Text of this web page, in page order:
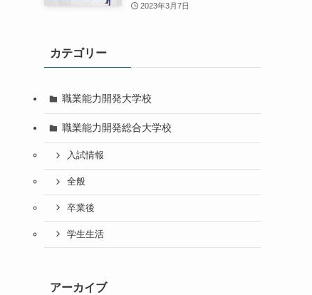
2023年3月7日
カテゴリー
職業能力開発大学校
職業能力開発総合大学校
入試情報
全般
卒業後
学生生活
アーカイブ